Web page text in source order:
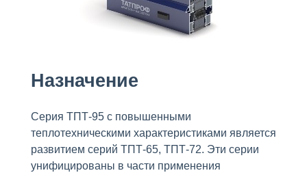
Назначение
Серия ТПТ-95 с повышенными
теплотехническими характеристиками является
развитием серий ТПТ-65, ТПТ-72. Эти серии
унифицированы в части применения